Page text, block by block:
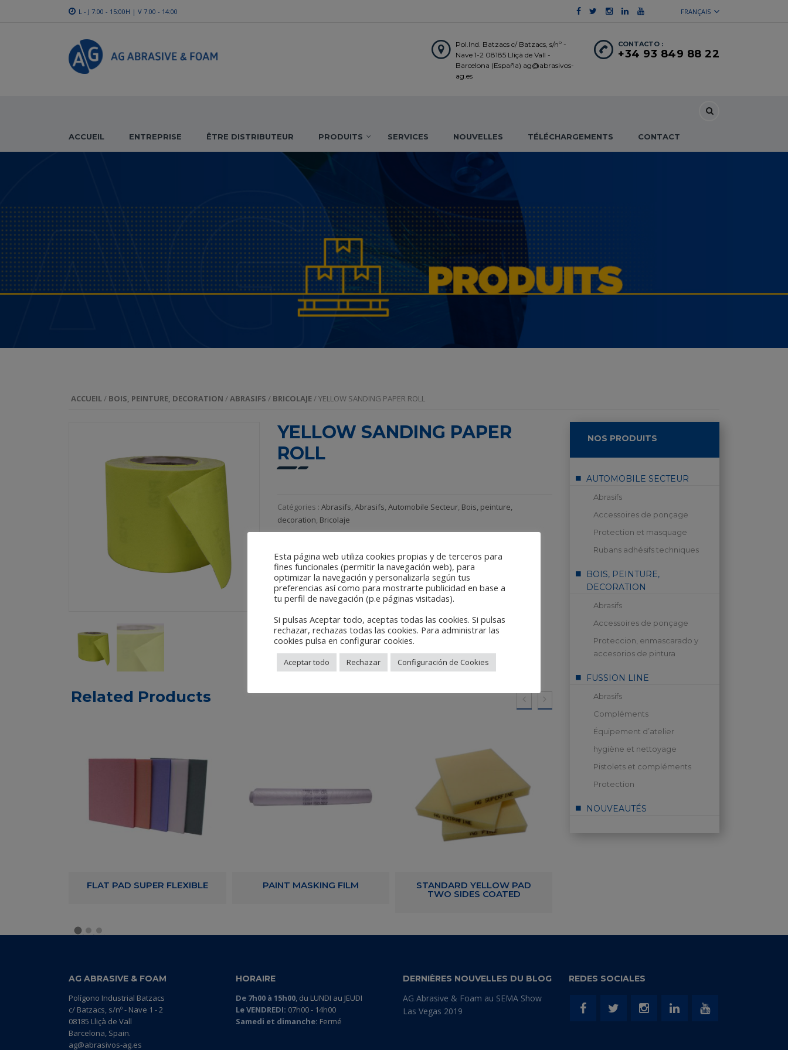
FRANÇAIS
L - J 7:00 - 15:00H | V 7:00 - 14:00
CONTACTO :
+34 93 849 88 22
Pol.Ind. Batzacs c/ Batzacs, s/nº -
Nave 1-2 08185 Lliçà de Vall -
Barcelona (España) ag@abrasivos-
ag.es
ACCUEIL ENTREPRISE ÊTRE DISTRIBUTEUR PRODUITS SERVICES NOUVELLES TÉLÉCHARGEMENTS CONTACT
ACCUEIL/ BOIS, PEINTURE, DECORATION /ABRASIFS / BRICOLAJE/ YELLOW SANDING PAPER ROLL
YELLOW SANDING PAPER
ROLL
Catégories :Abrasifs,Abrasifs,Automobile Secteur, Bois, peinture,
decoration, Bricolaje
Related Products
FLAT PAD SUPER FLEXIBLE PAINT MASKING FILM STANDARD YELLOW PAD
TWO SIDES COATED
NOS PRODUITS
AUTOMOBILE SECTEUR
Abrasifs
Accessoires de ponçage
Protection et masquage
Rubans adhésifs techniques
BOIS, PEINTURE,
DECORATION
Abrasifs
Accessoires de ponçage
Proteccion, enmascarado y
accesorios de pintura
FUSSION LINE
Abrasifs
Compléments
Équipement d’atelier
hygiène et nettoyage
Pistolets et compléments
Protection
NOUVEAUTÉS
AG ABRASIVE & FOAM
Polígono Industrial Batzacs
c/ Batzacs, s/nº - Nave 1 - 2
08185 Lliçà de Vall
Barcelona, Spain.
ag@abrasivos-ag.es
HORAIRE
De 7h00 à 15h00, du LUNDI au JEUDI
Le VENDREDI: 07h00 - 14h00
Samedi et dimanche: Fermé
DERNIÈRES NOUVELLES DU BLOG
AG Abrasive & Foam au SEMA Show
Las Vegas 2019
REDES SOCIALES
Esta página web utiliza cookies propias y de terceros para
fines funcionales (permitir la navegación web), para
optimizar la navegación y personalizarla según tus
preferencias así como para mostrarte publicidad en base a
tu perfil de navegación (p.e páginas visitadas).
Si pulsas Aceptar todo, aceptas todas las cookies. Si pulsas
rechazar, rechazas todas las cookies. Para administrar las
cookies pulsa en configurar cookies.
Aceptar todo Rechazar Configuración de Cookies